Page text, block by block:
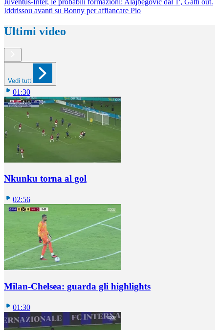
Juventus-Inter, le probabili formazioni: Alajbegovic dal 1', Gatti out.
Iddrissou avanti su Bonny per affiancare Pio
Ultimi video
Vedi tutti
01:30
Nkunku torna al gol
02:56
Milan-Chelsea: guarda gli highlights
01:30